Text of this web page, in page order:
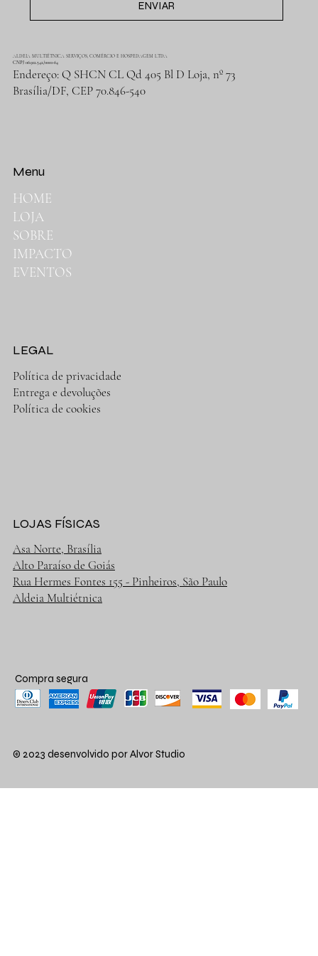
ENVIAR
ALDEIA MULTIÉTNICA SERVIÇOS, COMÉRCIO E HOSPEDAGEM LTDA
CNPJ 06.912.342/0001-64
Endereço: Q SHCN CL Qd 405 Bl D Loja, nº 73
Brasília/DF, CEP 70.846-540
HOME
LOJA
SOBRE
IMPACTO
EVENTOS
Menu
Política de privacidade
Entrega e devoluções
Política de cookies
LEGAL
Asa Norte, Brasília
Alto Paraíso de Goiás
Rua Hermes Fontes 155 - Pinheiros, São Paulo
Aldeia Multiétnica
LOJAS FÍSICAS
Compra segura
© 2023 desenvolvido por Alvor Studio